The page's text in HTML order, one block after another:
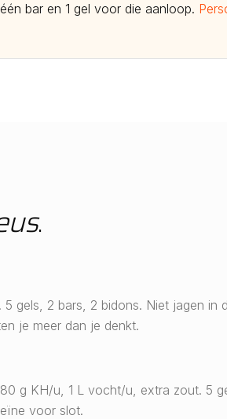
bar en 1 gel voor die aanloop.
.
gels, 2 bars, 2 bidons. Niet jagen in
je meer dan je denkt.
g KH/u, 1 L vocht/u, extra zout. 5
voor slot.